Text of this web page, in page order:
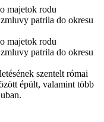
majetok rodu
patrila do okresu
majetok rodu
patrila do okresu
szentelt római
épült, valamint több